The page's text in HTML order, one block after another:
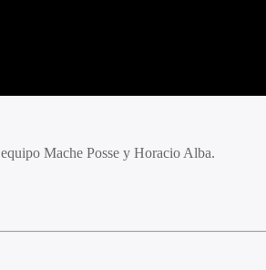
Mache Posse y Horacio Alba.